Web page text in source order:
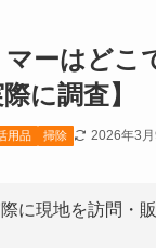
マーはどこ
に調査】
用品 掃除 2026年3月
に現地を訪問・